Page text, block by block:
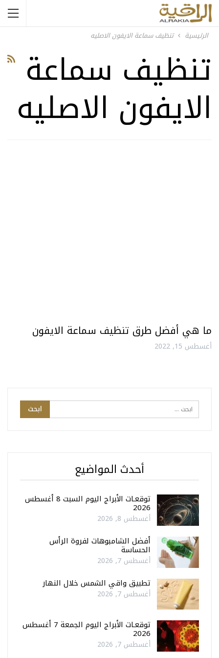
الرئيسية تنظيف سماعة الايفون الاصليه
تنظيف سماعة
الايفون الاصليه
ما هي أفضل طرق تنظيف سماعة الايفون
أغسطس 15, 2022
أحدث المواضيع
توقعـات الأبراج اليوم السبت 8 أغسطس
2026
أغسطس 8, 2026
أفضل الشامبوهات لفروة الرأس
الحساسة
أغسطس 7, 2026
تطبيق واقي الشمس خلال النهار
أغسطس 7, 2026
توقعـات الأبراج اليوم الجمعة 7 أغسطس
2026
أغسطس 7, 2026